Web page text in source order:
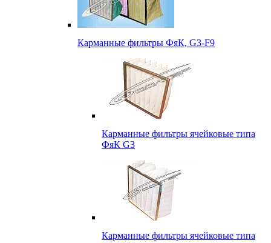
Карманные фильтры ФяК, G3-F9
Карманные фильтры ячейковые типа
ФяК G3
Карманные фильтры ячейковые типа